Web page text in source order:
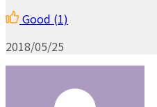
Good (1)
2018/05/25